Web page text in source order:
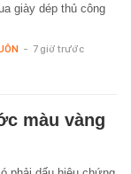
giày dép thủ công
- 7 giờ trước
màu vàng